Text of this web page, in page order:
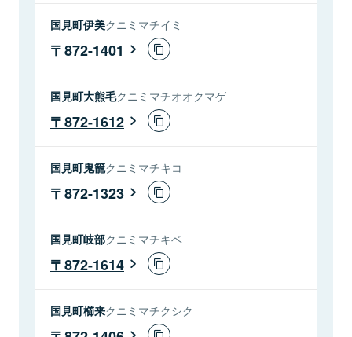
国見町伊美クニミマチイミ
872-1401
国見町大熊毛クニミマチオオクマゲ
872-1612
国見町鬼籠クニミマチキコ
872-1323
国見町岐部クニミマチキベ
872-1614
国見町櫛来クニミマチクシク